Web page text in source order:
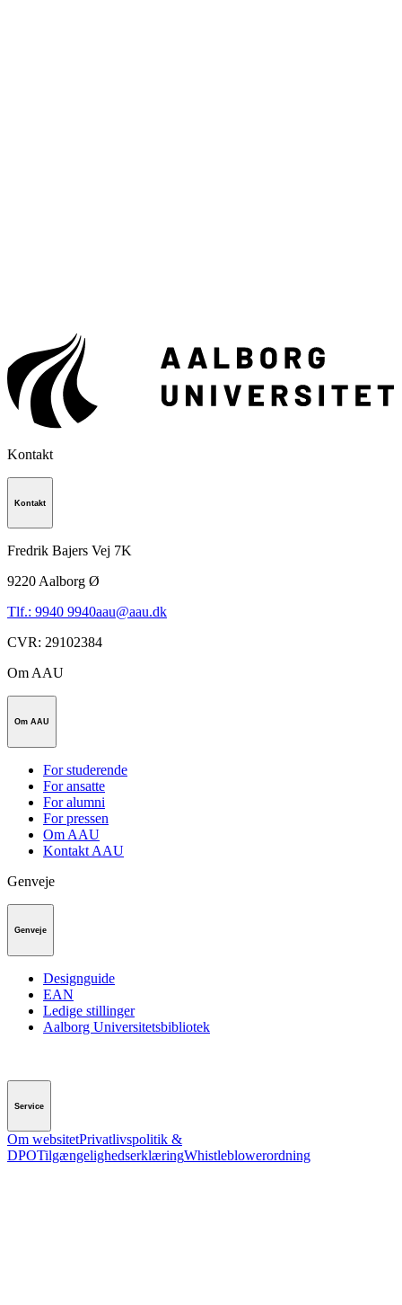
Kontakt
Kontakt
Fredrik Bajers Vej 7K
9220Aalborg Ø
Tlf.: 9940 9940aau@aau.dk
CVR: 29102384
Om AAU
Om AAU
For studerende
For ansatte
For alumni
For pressen
Om AAU
Kontakt AAU
Genveje
Genveje
Designguide
EAN
Ledige stillinger
Aalborg Universitetsbibliotek
Service
Om websitetPrivatlivspolitik &
DPOTilgængelighedserklæringWhistleblowerordning